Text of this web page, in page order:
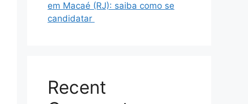
em Macaé (RJ): saiba como se
candidatar
Recent